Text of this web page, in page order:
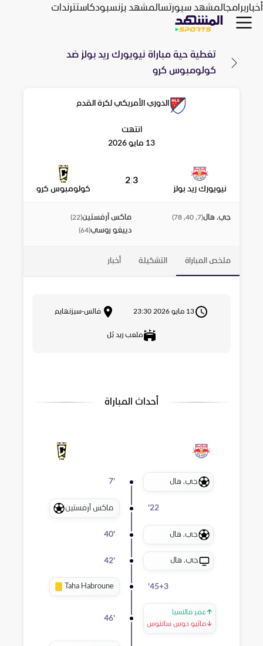
أخباربرامجالمشهد سبورتسالمشهد بزنسبودكاستترندات
تغطية حية مباراة نيويورك ريد بولز ضد
كولومبوس كرو
الدوري الأمريكي لكرة القدم
انتهت
13 مايو 2026
نيويورك ريد بولز
3
2
كولومبوس كرو
جي. هال(
7, 40, 78
) ماكس آرفستين(
22
)
دييغو روسي(
64
)
ملخص المباراة التشكيلة أخبار
13 مايو 2026 23:30 فالس-سيزنهايم
ملعب ريد بُل
أحداث المباراة
جي. هال 7'
22
' ماكس آرفستين
جي. هال 40'
جي. هال 42'
45+3
'
Taha Habroune
↑عمر فالنسيا
↓ماثيو دوس سانتوس
46'